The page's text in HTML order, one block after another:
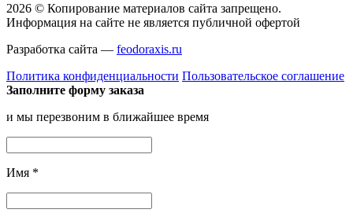
2026 © Копирование материалов сайта запрещено.
Информация на сайте не является публичной офертой
Разработка сайта — feodoraxis.ru
Политика конфиденциальности Пользовательское соглашение
Заполните форму заказа
и мы перезвоним в ближайшее время
Имя *